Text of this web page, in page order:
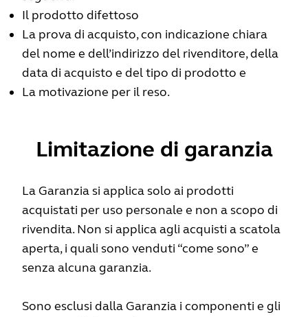
Il prodotto difettoso
La prova di acquisto, con indicazione chiara
del nome e dell’indirizzo del rivenditore, della
data di acquisto e del tipo di prodotto e
La motivazione per il reso.
Limitazione di garanzia
La Garanzia si applica solo ai prodotti
acquistati per uso personale e non a scopo di
rivendita. Non si applica agli acquisti a scatola
aperta, i quali sono venduti “come sono” e
senza alcuna garanzia.
Sono esclusi dalla Garanzia i componenti e gli